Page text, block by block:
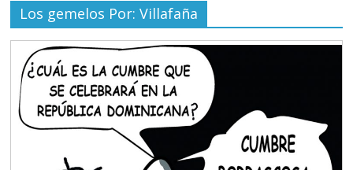
Los gemelos Por: Villafaña